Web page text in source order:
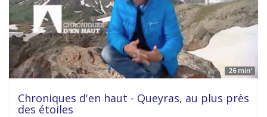
26 min'
Chroniques d'en haut - Queyras, au plus près
des étoiles